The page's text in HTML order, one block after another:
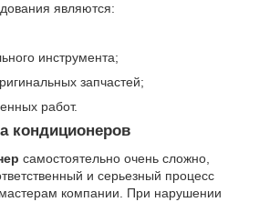
являются:
инструмента;
запчастей;
работ.
кондиционеров
самостоятельно очень сложно,
и серьезный процесс
компании. При нарушении